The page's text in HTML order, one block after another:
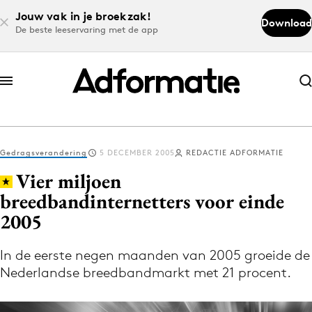
Jouw vak in je broekzak!
De beste leeservaring met de app
Download
Abonneer nu
Abonneer nu
Log in
Volg het laatste nieuws via de Adformatie
Nieuws app
Gedragsverandering 5 DECEMBER 2005 REDACTIE ADFORMATIE
Vier miljoen
breedbandinternetters voor einde
2005
In de eerste negen maanden van 2005 groeide de
Nederlandse breedbandmarkt met 21 procent.